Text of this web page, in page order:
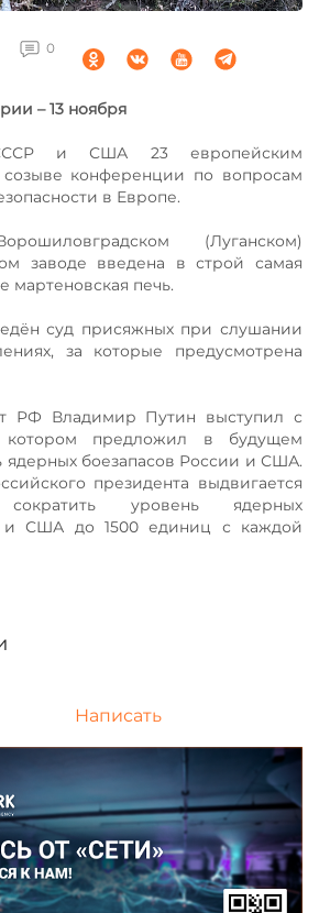
0
– 13 ноября
и США 23 европейским
созыве конференции по вопросам
в Европе.
(Луганском)
заводе введена в строй самая
мартеновская печь.
суд присяжных при слушании
за которые предусмотрена
РФ Владимир Путин выступил с
котором предложил в будущем
ядерных боезапасов России и США.
президента выдвигается
сократить уровень ядерных
и США до 1500 единиц с каждой
Написать